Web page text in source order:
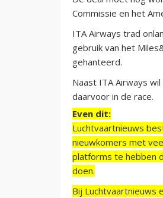
Commissie en het
ITA Airways trad
gebruik van het
gehanteerd.
Naast ITA Airways
daarvoor in de race.
Even dit:
Luchtvaartnieuws
nieuwkomers met
platforms te hebben
doen.
Bij Luchtvaartnieuws